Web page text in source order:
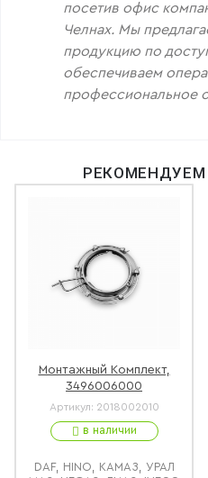
посетив офис
Челнах. Мы
продукцию по
обеспечиваем
профессиональное
Монтажный Комплект,
3496006000
Артикул: 2018002010
в наличии
DAF, HINO, КАМАЗ, УРАЛ